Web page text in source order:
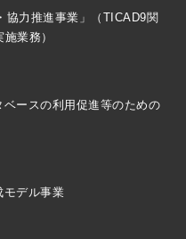
協力推進事業」（TICAD9関
業務）
ベースの利用促進等のための
モデル事業